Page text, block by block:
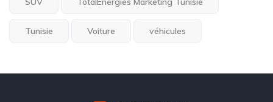
Tunisie Voiture véhicules